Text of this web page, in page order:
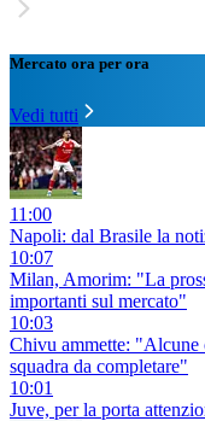
Mercato ora per ora
Vedi tutti
11:00
Napoli: dal Brasile la
10:07
Milan, Amorim: "La
importanti sul mercato"
10:03
Chivu ammette: "Alcune
squadra da completare"
10:01
Juve, per la porta